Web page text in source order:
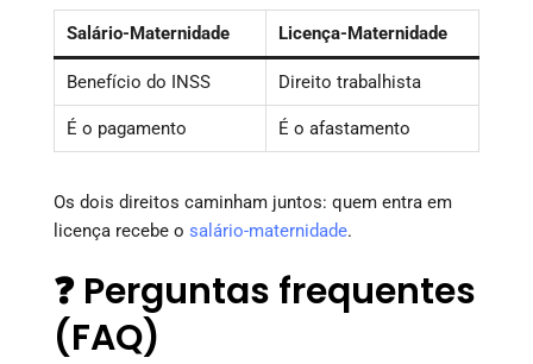
Salário-Maternidade Licença-Maternidade
Benefício do INSS Direito trabalhista
É o pagamento É o afastamento
Os dois direitos caminham juntos: quem entra em
licença recebe o salário-maternidade.
❓ Perguntas frequentes
(FAQ)